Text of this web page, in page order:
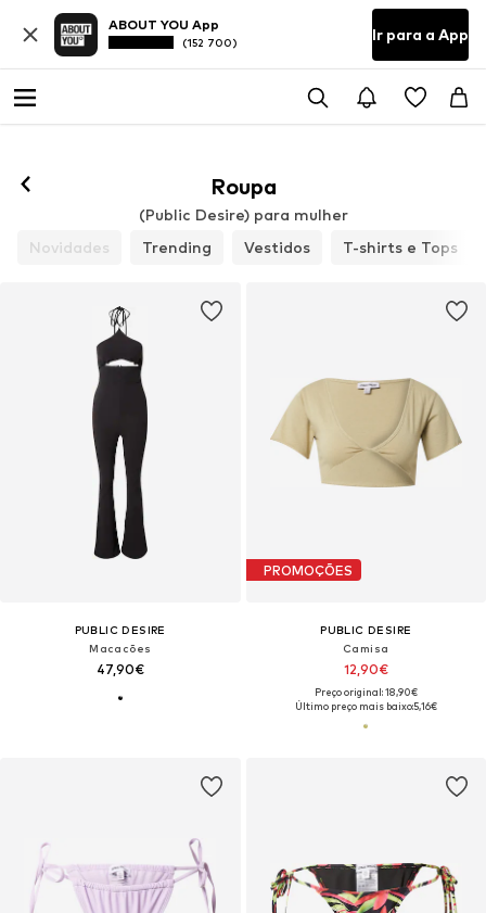
ABOUT YOU App
(152 700) Ir para a App
Roupa
(Public Desire) para mulher
Novidades
Trending Vestidos T-shirts e Tops
PUBLIC DESIRE
Macacões
47,90€
PROMOÇÕES
PUBLIC DESIRE
Camisa
12,90€
Preço original: 18,90€
Último preço mais baixo:5,16€